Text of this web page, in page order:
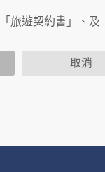
可能蒐集您個人
意公開個人資料
旅遊契約書」、及
取消